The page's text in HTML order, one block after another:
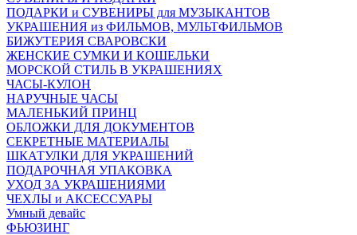
ПОДАРКИ и СУВЕНИРЫ для МУЗЫКАНТОВ
УКРАШЕНИЯ из ФИЛЬМОВ, МУЛЬТФИЛЬМОВ
БИЖУТЕРИЯ СВАРОВСКИ
ЖЕНСКИЕ СУМКИ И КОШЕЛЬКИ
МОРСКОЙ СТИЛЬ В УКРАШЕНИЯХ
ЧАСЫ-КУЛОН
НАРУЧНЫЕ ЧАСЫ
МАЛЕНЬКИЙ ПРИНЦ
ОБЛОЖКИ ДЛЯ ДОКУМЕНТОВ
СЕКРЕТНЫЕ МАТЕРИАЛЫ
ШКАТУЛКИ ДЛЯ УКРАШЕНИЙ
ПОДАРОЧНАЯ УПАКОВКА
УХОД ЗА УКРАШЕНИЯМИ
ЧEХЛЫ и АКСЕССУАРЫ
Умный девайс
ФЬЮЗИНГ